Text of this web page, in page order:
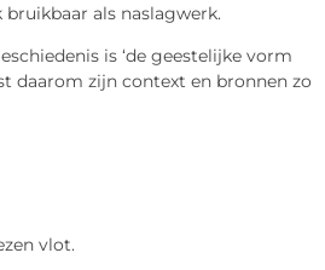
bruikbaar als naslagwerk.
is ‘de geestelijke vorm
daarom zijn context en bronnen zo
vlot.